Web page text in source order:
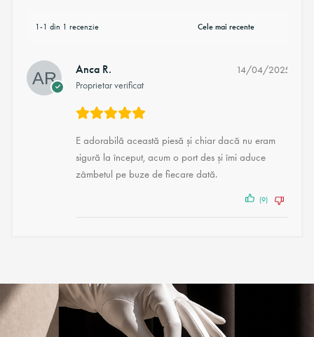
1-1 din 1 recenzie
Anca R.
Proprietar verificat
14/04/2025
E adorabilă această piesă și chiar dacă nu eram
sigură la început, acum o port des și îmi aduce
zâmbetul pe buze de fiecare dată.
(9)